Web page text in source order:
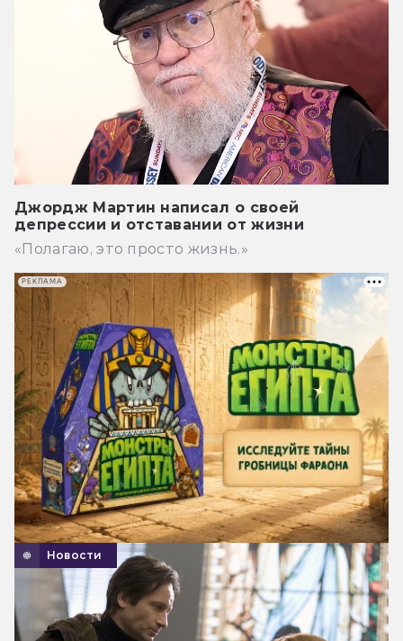
Джордж Мартин написал о своей
депрессии и отставании от жизни
«Полагаю, это просто жизнь.»
Новости
РЕКЛАМА